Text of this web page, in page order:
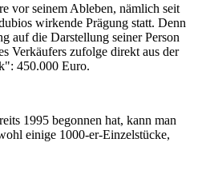
vor seinem Ableben, nämlich seit
wirkende Prägung statt. Denn
auf die Darstellung seiner Person
Verkäufers zufolge direkt aus der
450.000 Euro.
1995 begonnen hat, kann man
einige 1000-er-Einzelstücke,